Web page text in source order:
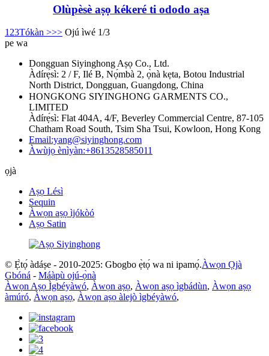
Olùpèsè aṣọ kékeré ti ododo aṣa
1 23Tókàn >>> Ojú ìwé 1/3
pe wa
Dongguan Siyinghong Aṣọ Co., Ltd.
Àdírẹ́sì: 2 / F, Ilé B, Nọ́mbà 2, ọ̀nà kẹta, Botou Industrial
North District, Dongguan, Guangdong, China
HONGKONG SIYINGHONG GARMENTS CO.,
LIMITED
Àdírẹ́sì: Flat 404A, 4/F, Beverley Commercial Centre, 87-105
Chatham Road South, Tsim Sha Tsui, Kowloon, Hong Kong
Email:yang@siyinghong.com
Àwùjọ ènìyàn:+8613528585011
ọjà
Aṣọ Lésì
Sequin
Àwọn aṣọ ìjókòó
Aṣọ Satin
© Ẹ̀tọ́ àdáṣe - 2010-2025: Gbogbo ẹ̀tọ́ wa ni ipamọ́.Àwọn Ọjà
Gbóná - Máàpù ojú-ọ̀nà
Àwọn Aṣọ Ìgbéyàwó, Àwọn aṣọ, Àwọn aṣọ ìgbádùn, Àwọn aṣọ
àmúró, Àwọn aṣọ, Àwọn aṣọ àlejò ìgbéyàwó,